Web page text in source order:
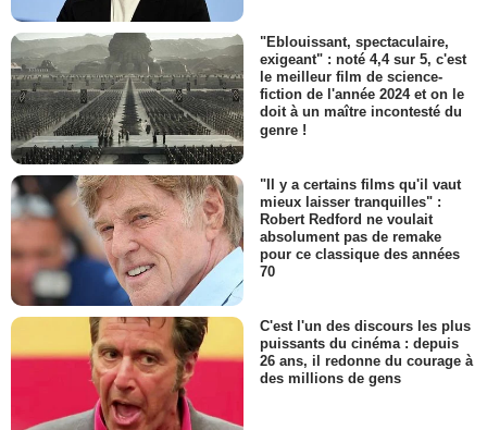
"Eblouissant, spectaculaire,
exigeant" : noté 4,4 sur 5, c'est
le meilleur film de science-
fiction de l'année 2024 et on le
doit à un maître incontesté du
genre !
"Il y a certains films qu'il vaut
mieux laisser tranquilles" :
Robert Redford ne voulait
absolument pas de remake
pour ce classique des années
70
C'est l'un des discours les plus
puissants du cinéma : depuis
26 ans, il redonne du courage à
des millions de gens